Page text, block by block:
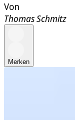
Von
Thomas Schmitz
Merken